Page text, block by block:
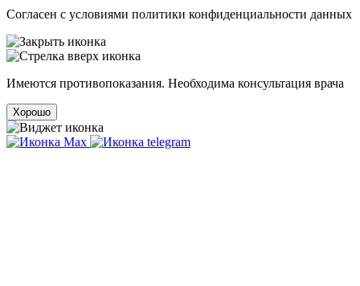
Cогласен с условиями политики конфиденциальности данных
Имеются противопоказания. Необходима консультация врача
Хорошо